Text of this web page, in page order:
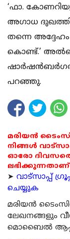
‘ഫാ.
അഗാധ
തന്നെ
കൊണ്ട്.’
പറഞ്ഞു.
മരിയൻ
നിങ്ങൾ
ഓരോ
ലഭിക്കുന്നതാണ്
➤ വാട്സാപ്പ്
ചെയ്യുക
മരിയന്‍
ലേഖനങ്ങളും
മൊബൈല്‍